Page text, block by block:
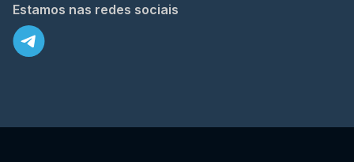
Estamos nas redes sociais